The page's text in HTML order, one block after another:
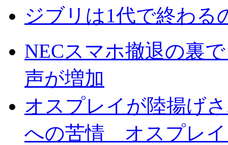
ジブリは1代で終わ
NECスマホ撤退の裏
声が増加
オスプレイが陸揚げ
への苦情 オスプレイ